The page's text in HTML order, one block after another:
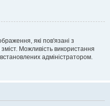
які пов'язані з
Можливість використання
адміністратором.